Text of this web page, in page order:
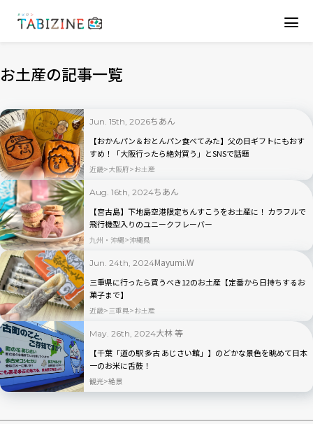
お土産の記事一覧
Jun. 15th, 2026ちあん
【おかんパン＆おとんパン食べてみた】父の日ギフトにもおす
すめ！「大阪行ったら絶対買う」とSNSで話題
近畿 大阪府 お土産
Aug. 16th, 2024ちあん
【宮古島】下地島空港限定ちんすこうをお土産に！ カラフルで
飛行機型入りのユニークフレーバー
九州・沖縄 沖縄県
Jun. 24th, 2024Mayumi.W
三重県に行ったら買うべき12のお土産【定番から日持ちするお
菓子まで】
近畿 三重県 お土産
May. 26th, 2024大林 等
【千葉「道の駅 多古 あじさい館」】のどかな景色を眺めて日本
一のお米に舌鼓！
観光 絶景